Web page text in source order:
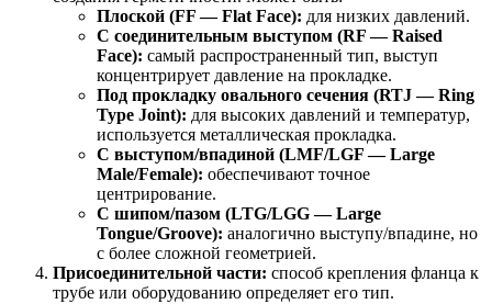
Плоской (FF — Flat Face): для низких давлений.
С соединительным выступом (RF — Raised
Face): самый распространенный тип, выступ
концентрирует давление на прокладке.
Под прокладку овального сечения (RTJ — Ring
Type Joint): для высоких давлений и температур,
используется металлическая прокладка.
С выступом/впадиной (LMF/LGF — Large
Male/Female): обеспечивают точное
центрирование.
С шипом/пазом (LTG/LGG — Large
Tongue/Groove): аналогично выступу/впадине, но
с более сложной геометрией.
Присоединительной части: способ крепления фланца к
трубе или оборудованию определяет его тип.